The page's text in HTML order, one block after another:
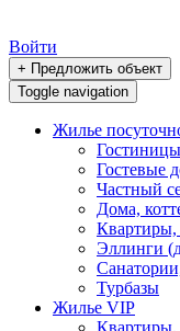
Войти
+ Предложить объект
Toggle navigation
Жилье
Гостевые
Частный
Дома,
Квартиры,
Эллинги
Турбазы
Жилье VIP
Квартиры,